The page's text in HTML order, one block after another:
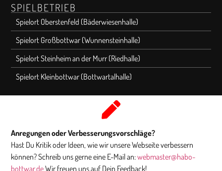
SPIELBETRIEB
Spielort Oberstenfeld (Bäderwiesenhalle)
Spielort Großbottwar (Wunnensteinhalle)
Spielort Steinheim an der Murr (Riedhalle)
Spielort Kleinbottwar (Bottwartalhalle)
Anregungen oder Verbesserungsvorschläge?
Hast Du Kritik oder Ideen, wie wir unsere Webseite verbessern
können? Schreib uns gerne eine E-Mail an:webmaster@habo-
bottwar.deWir freuen uns auf Dein Feedback!